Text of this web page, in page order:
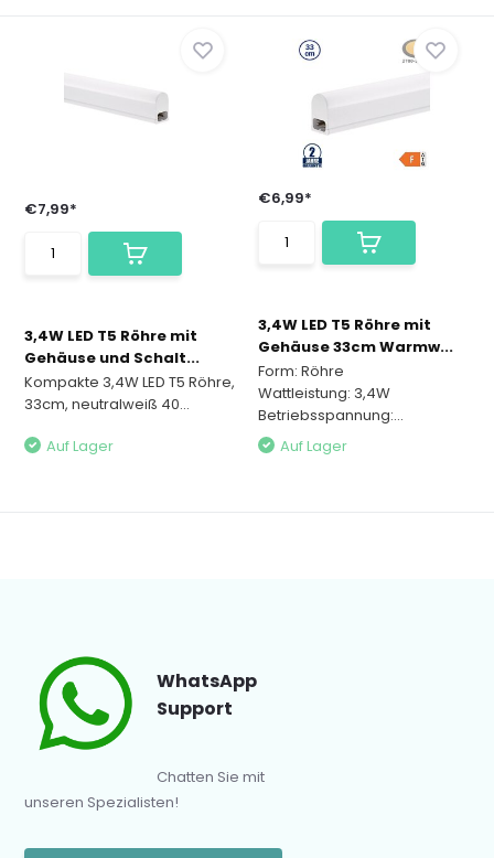
€7,99*
3,4W LED T5 Röhre mit
Gehäuse und Schalt...
Kompakte 3,4W LED T5 Röhre,
33cm, neutralweiß 40...
Auf Lager
€6,99*
3,4W LED T5 Röhre mit
Gehäuse 33cm Warmw...
Form: Röhre
Wattleistung: 3,4W
Betriebsspannung:...
Auf Lager
WhatsApp
Support
Chatten Sie mit
unseren Spezialisten!